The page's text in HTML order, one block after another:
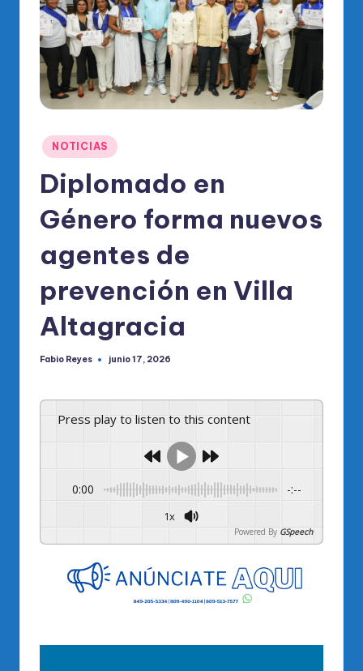
di
o
O
al
M
Publicado
en
NOTICIAS
Diplomado en
Género forma nuevos
agentes de
prevención en Villa
Altagracia
Publicado
Fabio Reyes junio 17, 2026
Press play to listen to this content
0:00 -:--
1x
Powered By GSpeech